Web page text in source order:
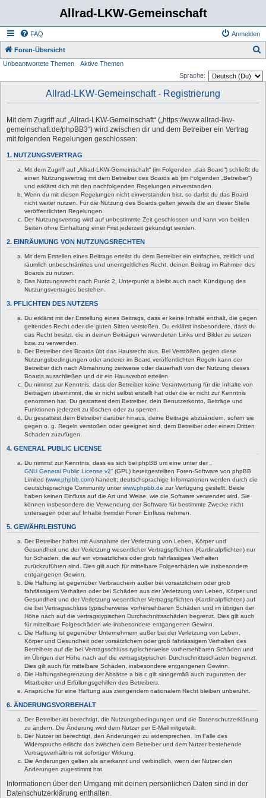
Allrad-LKW-Gemeinschaft
FAQ Anmelden
Foren-Übersicht
Unbeantwortete Themen
Aktive Themen
Sprache:
Allrad-LKW-Gemeinschaft - Registrierung
Mit dem Zugriff auf „Allrad-LKW-Gemeinschaft“ („https://www.allrad-lkw-
gemeinschaft.de/phpBB3“) wird zwischen dir und dem Betreiber ein Vertrag
mit folgenden Regelungen geschlossen:
1. NUTZUNGSVERTRAG
Mit dem Zugriff auf „Allrad-LKW-Gemeinschaft“ (im Folgenden „das Board“) schließt du
einen Nutzungsvertrag mit dem Betreiber des Boards ab (im Folgenden „Betreiber“)
und erklärst dich mit den nachfolgenden Regelungen einverstanden.
Wenn du mit diesen Regelungen nicht einverstanden bist, so darfst du das Board
nicht weiter nutzen. Für die Nutzung des Boards gelten jeweils die an dieser Stelle
veröffentlichten Regelungen.
Der Nutzungsvertrag wird auf unbestimmte Zeit geschlossen und kann von beiden
Seiten ohne Einhaltung einer Frist jederzeit gekündigt werden.
2. EINRÄUMUNG VON NUTZUNGSRECHTEN
Mit dem Erstellen eines Beitrags erteilst du dem Betreiber ein einfaches, zeitlich und
räumlich unbeschränktes und unentgeltliches Recht, deinen Beitrag im Rahmen des
Boards zu nutzen.
Das Nutzungsrecht nach Punkt 2, Unterpunkt a bleibt auch nach Kündigung des
Nutzungsvertrages bestehen.
3. PFLICHTEN DES NUTZERS
Du erklärst mit der Erstellung eines Beitrags, dass er keine Inhalte enthält, die gegen
geltendes Recht oder die guten Sitten verstoßen. Du erklärst insbesondere, dass du
das Recht besitzt, die in deinen Beiträgen verwendeten Links und Bilder zu setzen
bzw. zu verwenden.
Der Betreiber des Boards übt das Hausrecht aus. Bei Verstößen gegen diese
Nutzungsbedingungen oder anderer im Board veröffentlichten Regeln kann der
Betreiber dich nach Abmahnung zeitweise oder dauerhaft von der Nutzung dieses
Boards ausschließen und dir ein Hausverbot erteilen.
Du nimmst zur Kenntnis, dass der Betreiber keine Verantwortung für die Inhalte von
Beiträgen übernimmt, die er nicht selbst erstellt hat oder die er nicht zur Kenntnis
genommen hat. Du gestattest dem Betreiber, dein Benutzerkonto, Beiträge und
Funktionen jederzeit zu löschen oder zu sperren.
Du gestattest dem Betreiber darüber hinaus, deine Beiträge abzuändern, sofern sie
gegen o. g. Regeln verstoßen oder geeignet sind, dem Betreiber oder einem Dritten
Schaden zuzufügen.
4. GENERAL PUBLIC LICENSE
Du nimmst zur Kenntnis, dass es sich bei phpBB um eine unter der „
GNU General Public License v2“ (GPL) bereitgestellten Foren-Software von phpBB
Limited (www.phpbb.com) handelt; deutschsprachige Informationen werden durch die
deutschsprachige Community unterwww.phpbb.de zur Verfügung gestellt. Beide
haben keinen Einfluss auf die Art und Weise, wie die Software verwendet wird. Sie
können insbesondere die Verwendung der Software für bestimmte Zwecke nicht
untersagen oder auf Inhalte fremder Foren Einfluss nehmen.
5. GEWÄHRLEISTUNG
Der Betreiber haftet mit Ausnahme der Verletzung von Leben, Körper und
Gesundheit und der Verletzung wesentlicher Vertragspflichten (Kardinalpflichten) nur
für Schäden, die auf ein vorsätzliches oder grob fahrlässiges Verhalten
zurückzuführen sind. Dies gilt auch für mittelbare Folgeschäden wie insbesondere
entgangenen Gewinn.
Die Haftung ist gegenüber Verbrauchern außer bei vorsätzlichem oder grob
fahrlässigem Verhalten oder bei Schäden aus der Verletzung von Leben, Körper und
Gesundheit und der Verletzung wesentlicher Vertragspflichten (Kardinalpflichten) auf
die bei Vertragsschluss typischerweise vorhersehbaren Schäden und im übrigen der
Höhe nach auf die vertragstypischen Durchschnittsschäden begrenzt. Dies gilt auch
für mittelbare Folgeschäden wie insbesondere entgangenen Gewinn.
Die Haftung ist gegenüber Unternehmern außer bei der Verletzung von Leben,
Körper und Gesundheit oder vorsätzlichem oder grob fahrlässigem Verhalten des
Betreibers auf die bei Vertragsschluss typischerweise vorhersehbaren Schäden und
im Übrigen der Höhe nach auf die vertragstypischen Durchschnittsschäden begrenzt.
Dies gilt auch für mittelbare Schäden, insbesondere entgangenen Gewinn.
Die Haftungsbegrenzung der Absätze a bis c gilt sinngemäß auch zugunsten der
Mitarbeiter und Erfüllungsgehilfen des Betreibers.
Ansprüche für eine Haftung aus zwingendem nationalem Recht bleiben unberührt.
6. ÄNDERUNGSVORBEHALT
Der Betreiber ist berechtigt, die Nutzungsbedingungen und die Datenschutzerklärung
zu ändern. Die Änderung wird dem Nutzer per E-Mail mitgeteilt.
Der Nutzer ist berechtigt, den Änderungen zu widersprechen. Im Falle des
Widerspruchs erlischt das zwischen dem Betreiber und dem Nutzer bestehende
Vertragsverhältnis mit sofortiger Wirkung.
Die Änderungen gelten als anerkannt und verbindlich, wenn der Nutzer den
Änderungen zugestimmt hat.
Informationen über den Umgang mit deinen persönlichen Daten sind in der
Datenschutzerklärung enthalten.